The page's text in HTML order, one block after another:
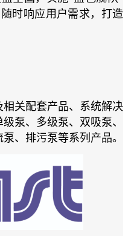
时响应用户需求，打造
相关配套产品、系统解决
泵、多级泵、双吸泵、
、排污泵等系列产品。